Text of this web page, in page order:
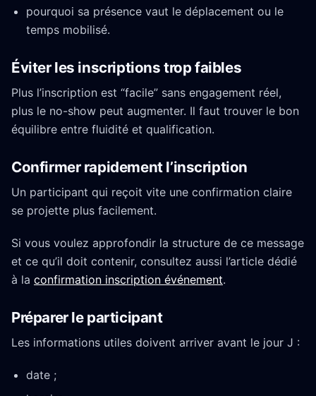
pourquoi sa présence vaut le déplacement ou le
temps mobilisé.
Éviter les inscriptions trop faibles
Plus l’inscription est “facile” sans engagement réel,
plus le no-show peut augmenter. Il faut trouver le bon
équilibre entre fluidité et qualification.
Confirmer rapidement l’inscription
Un participant qui reçoit vite une confirmation claire
se projette plus facilement.
Si vous voulez approfondir la structure de ce message
et ce qu’il doit contenir, consultez aussi l’article dédié
à la confirmation inscription événement.
Préparer le participant
Les informations utiles doivent arriver avant le jour J :
date ;